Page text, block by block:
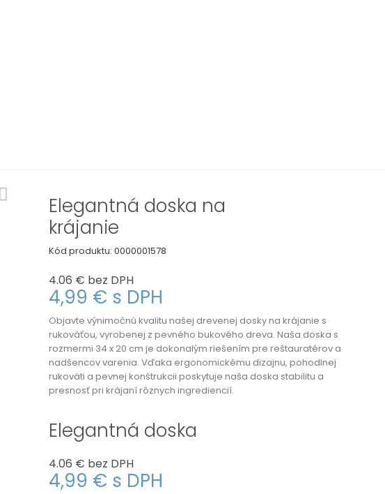
Elegantná doska na
krájanie
Kód produktu: 0000001578
4.06 € bez DPH
4,99 € s DPH
Objavte výnimočnú kvalitu našej drevenej dosky na krájanie s
rukoväťou, vyrobenej z pevného bukového dreva. Naša doska s
rozmermi 34 x 20 cm je dokonalým riešením pre reštauratérov a
nadšencov varenia. Vďaka ergonomickému dizajnu, pohodlnej
rukoväti a pevnej konštrukcii poskytuje naša doska stabilitu a
presnosť pri krájaní rôznych ingrediencií.
Elegantná doska
4.06 € bez DPH
4,99 € s DPH